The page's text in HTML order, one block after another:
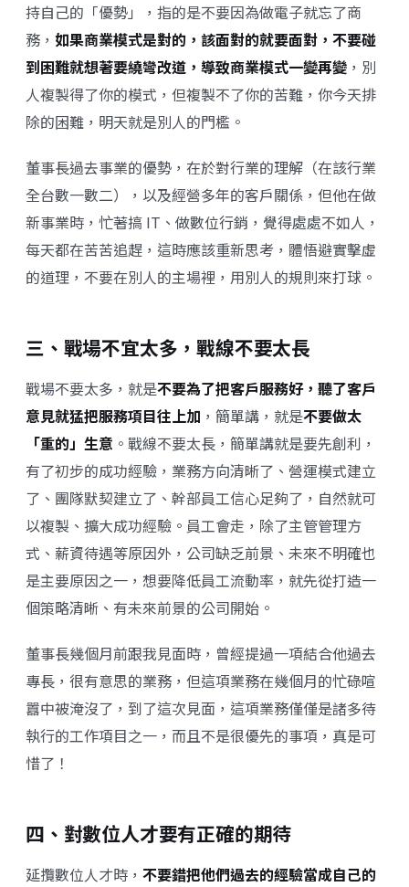
持自己的「優勢」，指的是不要因為做電子就忘了商
務， 如果商業模式是對的，該面對的就要面對，不要碰
到困難就想著要繞彎改道，導致商業模式一變再變 ，別
人複製得了你的模式，但複製不了你的苦難，你今天排
除的困難，明天就是別人的門檻。
董事長過去事業的優勢，在於對行業的理解（在該行業
全台數一數二），以及經營多年的客戶關係，但他在做
新事業時，忙著搞 IT、做數位行銷，覺得處處不如人，
每天都在苦苦追趕，這時應該重新思考，體悟避實擊虛
的道理，不要在別人的主場裡，用別人的規則來打球。
三、戰場不宜太多，戰線不要太長
戰場不要太多，就是不要為了把客戶服務好，聽了客戶
意見就猛把服務項目往上加 ，簡單講，就是不要做太
「重的」生意 。戰線不要太長，簡單講就是要先創利，
有了初步的成功經驗，業務方向清晰了、營運模式建立
了、團隊默契建立了、幹部員工信心足夠了，自然就可
以複製、擴大成功經驗。員工會走，除了主管管理方
式、薪資待遇等原因外，公司缺乏前景、未來不明確也
是主要原因之一，想要降低員工流動率，就先從打造一
個策略清晰、有未來前景的公司開始。
董事長幾個月前跟我見面時，曾經提過一項結合他過去
專長，很有意思的業務，但這項業務在幾個月的忙碌喧
囂中被淹沒了，到了這次見面，這項業務僅僅是諸多待
執行的工作項目之一，而且不是很優先的事項，真是可
惜了！
四、對數位人才要有正確的期待
延攬數位人才時， 不要錯把他們過去的經驗當成自己的